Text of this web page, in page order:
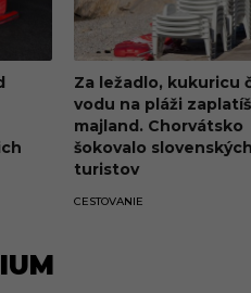
Za ležadlo, kukuricu
vodu na pláži zaplatíš
majland. Chorvátsko
šokovalo slovenských
turistov
CESTOVANIE